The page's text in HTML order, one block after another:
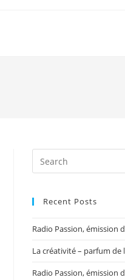
Search
this
Recent Posts
Radio Passion, émission
La créativité – parfum
Radio Passion, émission